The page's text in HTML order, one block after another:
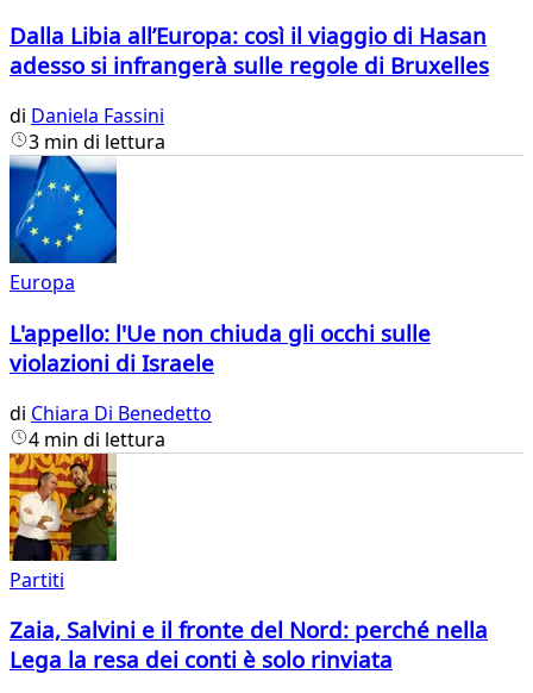
Dalla Libia all’Europa: così il viaggio di Hasan
adesso si infrangerà sulle regole di Bruxelles
di Daniela Fassini
3 min di lettura
Europa
L'appello: l'Ue non chiuda gli occhi sulle
violazioni di Israele
di Chiara Di Benedetto
4 min di lettura
Partiti
Zaia, Salvini e il fronte del Nord: perché nella
Lega la resa dei conti è solo rinviata